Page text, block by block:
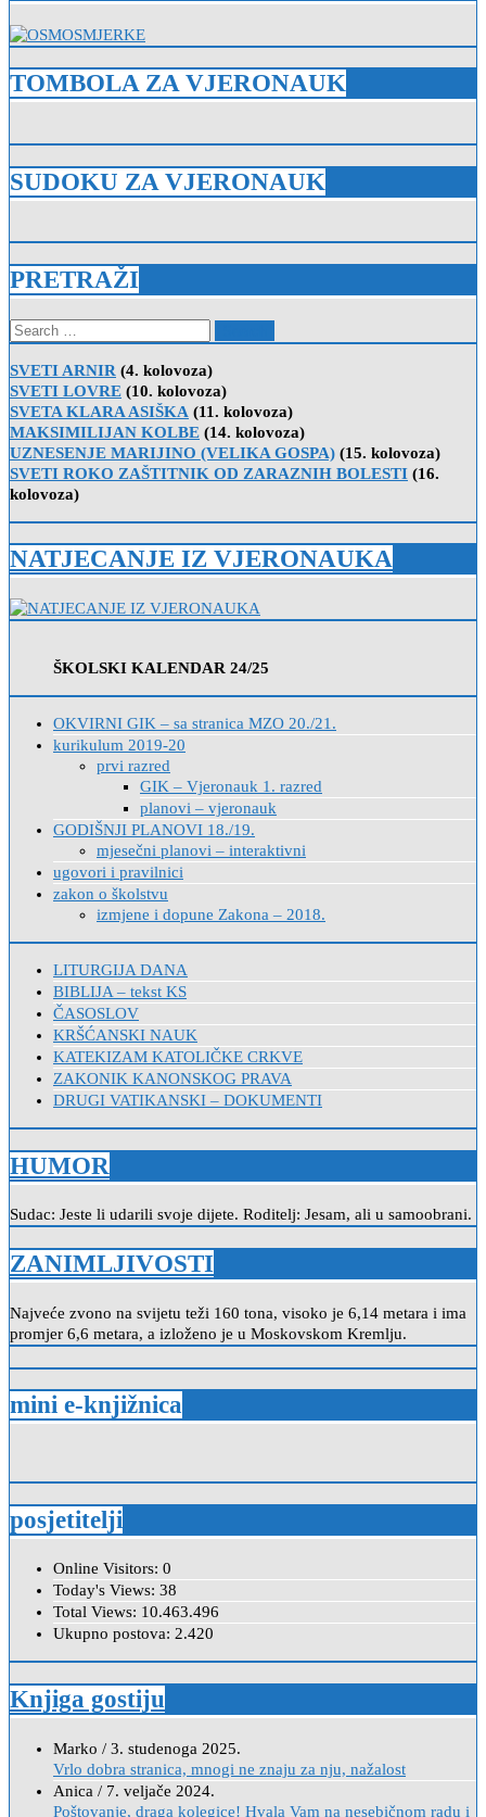
TOMBOLA ZA VJERONAUK
SUDOKU ZA VJERONAUK
PRETRAŽI
Search
for:
SVETI ARNIR (4. kolovoza)
SVETI LOVRE (10. kolovoza)
SVETA KLARA ASIŠKA (11. kolovoza)
MAKSIMILIJAN KOLBE (14. kolovoza)
UZNESENJE MARIJINO (VELIKA GOSPA) (15. kolovoza)
SVETI ROKO ZAŠTITNIK OD ZARAZNIH BOLESTI (16.
kolovoza)
NATJECANJE IZ VJERONAUKA
ŠKOLSKI KALENDAR 24/25
OKVIRNI GIK – sa stranica MZO 20./21.
kurikulum 2019-20
prvi razred
GIK – Vjeronauk 1. razred
planovi – vjeronauk
GODIŠNJI PLANOVI 18./19.
mjesečni planovi – interaktivni
ugovori i pravilnici
zakon o školstvu
izmjene i dopune Zakona – 2018.
LITURGIJA DANA
BIBLIJA – tekst KS
ČASOSLOV
KRŠĆANSKI NAUK
KATEKIZAM KATOLIČKE CRKVE
ZAKONIK KANONSKOG PRAVA
DRUGI VATIKANSKI – DOKUMENTI
HUMOR
Sudac: Jeste li udarili svoje dijete. Roditelj: Jesam, ali u samoobrani.
ZANIMLJIVOSTI
Najveće zvono na svijetu teži 160 tona, visoko je 6,14 metara i ima
promjer 6,6 metara, a izloženo je u Moskovskom Kremlju.
mini e-knjižnica
posjetitelji
Online Visitors: 0
Today's Views: 38
Total Views: 10.463.496
Ukupno postova: 2.420
Knjiga gostiju
Marko / 3. studenoga 2025.
Vrlo dobra stranica, mnogi ne znaju za nju, nažalost
Anica / 7. veljače 2024.
Poštovanje, draga kolegice! Hvala Vam na nesebičnom radu i